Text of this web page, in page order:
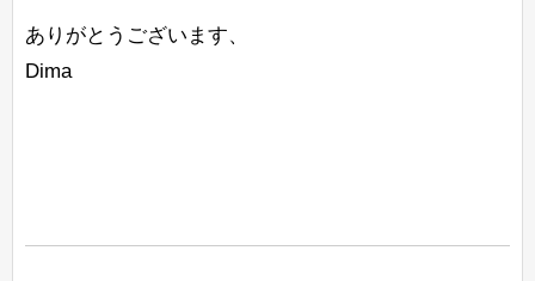
ありがとうございます、
Dima